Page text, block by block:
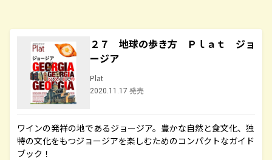
２７ 地球の歩き方 Ｐｌａｔ ジョ
ージア
Plat
2020.11.17 発売
ワインの発祥の地であるジョージア。豊かな自然と食文化、独
特の文化をもつジョージアを楽しむためのコンパクトなガイド
ブック！